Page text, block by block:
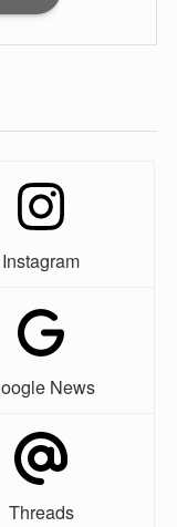
Instagram
News
Threads